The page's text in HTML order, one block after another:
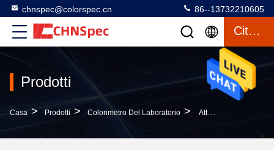
chnspec@colorspec.cn 86--13732210605
Citazione
Prodotti
Casa > Prodotti > Colorimetro Del Laboratorio > Attrezzatura Di Misurazione Del Colore Della Luce Del LED, Analisi Cromatica Precisa Del Colorimetro Portatile